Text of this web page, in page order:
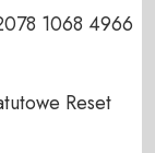
1068 4966
Reset